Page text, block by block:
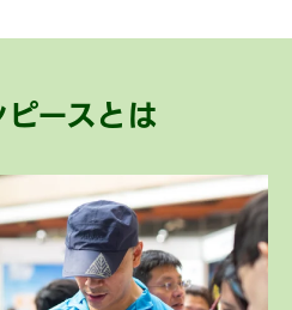
ピースとは